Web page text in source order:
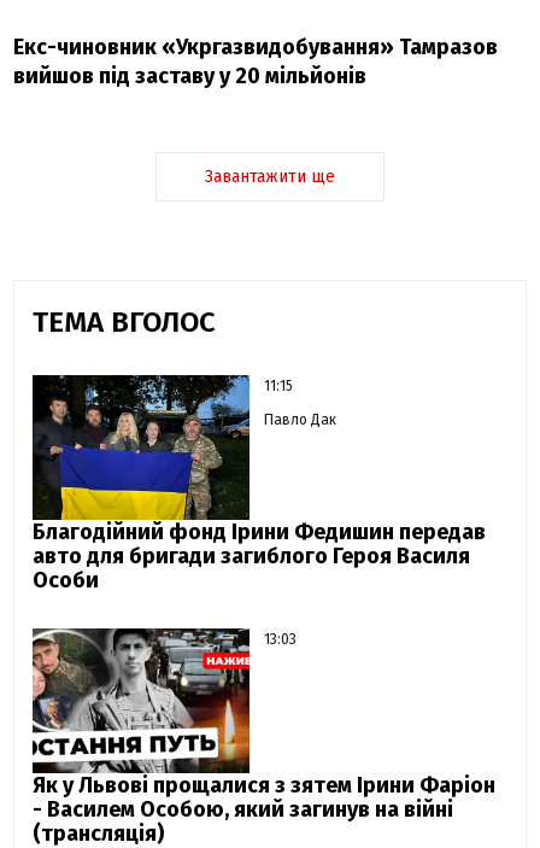
Екс-чиновник «Укргазвидобування» Тамразов
вийшов під заставу у 20 мільйонів
Завантажити ще
ТЕМА ВГОЛОС
11:15
Павло Дак
Благодійний фонд Ірини Федишин передав
авто для бригади загиблого Героя Василя
Особи
13:03
Як у Львові прощалися з зятем Ірини Фаріон
- Василем Особою, який загинув на війні
(трансляція)